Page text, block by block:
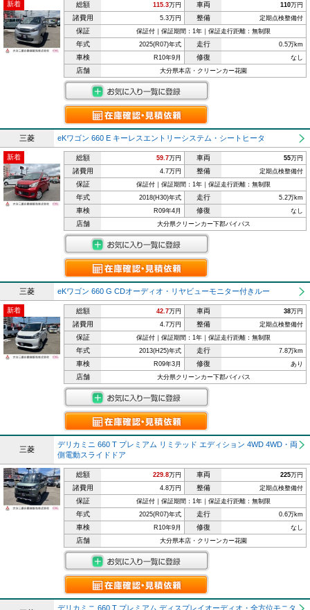
新着 総額 115.3万円 車両 110万円
諸費用 5.3万円 整備 定期点検整備付
保証 保証付｜保証期間：1年｜保証走行距離：無制限
年式 2025(R07)年式 走行 0.5万km
車検 R10年9月 修復 なし
店舗 大分県本店・クリーンカー花園
三菱 eKワゴン 660 E キーレスエントリーシステム・シートヒータ
新着 総額 59.7万円 車両 55万円
諸費用 4.7万円 整備 定期点検整備付
保証 保証付｜保証期間：1年｜保証走行距離：無制限
年式 2018(H30)年式 走行 5.2万km
車検 R09年4月 修復 なし
店舗 大分県クリーンカー下郡バイパス
三菱 eKワゴン 660 G CDオーディオ・リヤビューモニター付きルー
新着 総額 42.7万円 車両 38万円
諸費用 4.7万円 整備 定期点検整備付
保証 保証付｜保証期間：1年｜保証走行距離：無制限
年式 2013(H25)年式 走行 7.8万km
車検 R09年3月 修復 あり
店舗 大分県クリーンカー下郡バイパス
三菱
デリカミニ 660 T プレミアム リミテッド エディション 4WD 4WD・両
側電動スライドドア
総額 229.8万円 車両 225万円
諸費用 4.8万円 整備 定期点検整備付
保証 保証付｜保証期間：1年｜保証走行距離：無制限
年式 2025(R07)年式 走行 0.6万km
車検 R10年9月 修復 なし
店舗 大分県本店・クリーンカー花園
デリカミニ 660 T プレミアム ディスプレイオーディオ・全方位モニタ